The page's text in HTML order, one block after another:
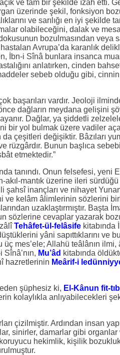
ve tam bir şekilde îzâh etti.
üzerinde şekil, fonksiyon
ve sarılığı en iyi şekilde
olabileceğini, dalak ve
bozulmasından veya
Avrupa’da karanlık
İbn-i Sînâ bunlara insanca
anlatırken, cinden
sebeb olduğu gibi, cinnin
başarıları vardır. Jeoloji
dağların meydana gelişini
Dağlar, ya şiddetli
bir yol bulmak üzere vadiler
çeşitleri değişiktir. Bâzıları
rüzgârdır. Bunun başlıca
etmektedir.”
tanındı. Onun felsefesi, yeni
akıl-mantık üzerine ileri
şahsî inançları ve nihayet
ve kelâm âlimlerinin sözlerini
uzaklaştırmıştır. Başta
sözlerine cevaplar yazarak
Tehâfet-ül-felâsife kitabında
yâni sapıttıklarını ve
üç mes’ele; Allahü teâlânın ilmi,
Sînâ’nın, Mu’âd kitabında
hazretlerinin Meârif-i
şüphesiz ki, El-Kânun fit-tıb
kolaylıkla anlıyabilecekleri
çizilmiştir. Ardından insan
sinirler, damarlar gibi organlar
hekimlik, kişilik